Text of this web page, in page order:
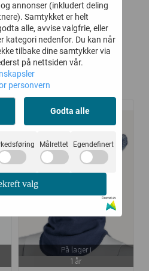
Kjøp
også
-25%
På lager i
1 år
annonser (inkludert deling
Samtykket er helt
alle, avvise valgfrie, eller
kategori nedenfor. Du kan når
tilbake dine samtykker via
på nettsiden vår.
personvern
Godta alle
Målrettet Egendefinert
valg
Drevet av